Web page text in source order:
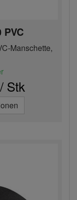
PVC
Manschette,
Stk